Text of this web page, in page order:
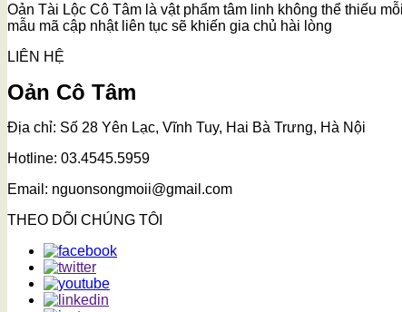
Oản Tài Lộc Cô Tâm là vật phẩm tâm linh không thể thiếu
mẫu mã cập nhật liên tục sẽ khiến gia chủ hài lòng
LIÊN HỆ
Oản Cô Tâm
Địa chỉ: Số 28 Yên Lạc, Vĩnh Tuy, Hai Bà Trưng, Hà Nội
Hotline: 03.4545.5959
Email: nguonsongmoii@gmail.com
THEO DÕI CHÚNG TÔI